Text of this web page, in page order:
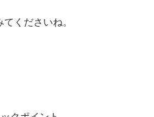
くださいね。